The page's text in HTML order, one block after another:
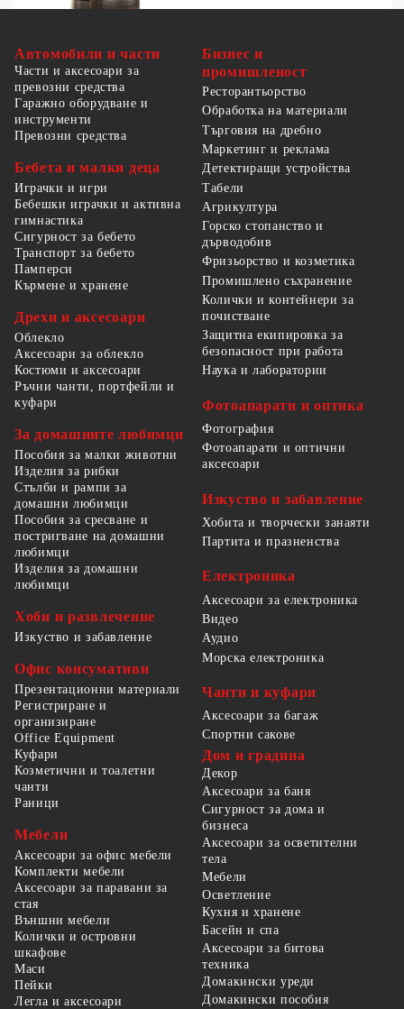
Автомобили и части
Части и аксесоари за
превозни средства
Гаражно оборудване и
инструменти
Превозни средства
Бебета и малки деца
Играчки и игри
Бебешки играчки и активна
гимнастика
Сигурност за бебето
Транспорт за бебето
Памперси
Кърмене и хранене
Дрехи и аксесоари
Облекло
Аксесоари за облекло
Костюми и аксесоари
Ръчни чанти, портфейли и
куфари
За домашните любимци
Пособия за малки животни
Изделия за рибки
Стълби и рампи за
домашни любимци
Пособия за сресване и
постригване на домашни
любимци
Изделия за домашни
любимци
Хоби и развлечение
Изкуство и забавление
Офис консумативи
Презентационни материали
Регистриране и
организиране
Office Equipment
Бизнес и
промишленост
Ресторантьорство
Обработка на материали
Търговия на дребно
Маркетинг и реклама
Детектиращи устройства
Табели
Агрикултура
Горско стопанство и
дърводобив
Фризьорство и козметика
Промишлено съхранение
Колички и контейнери за
почистване
Защитна екипировка за
безопасност при работа
Наука и лаборатории
Фотоапарати и оптика
Фотография
Фотоапарати и оптични
аксесоари
Изкуство и забавление
Хобита и творчески занаяти
Партита и празненства
Електроника
Аксесоари за електроника
Видео
Аудио
Морска електроника
Чанти и куфари
Аксесоари за багаж
Спортни сакове
Куфари
Козметични и тоалетни
чанти
Раници
Мебели
Аксесоари за офис мебели
Комплекти мебели
Аксесоари за паравани за
стая
Външни мебели
Колички и островни
шкафове
Маси
Пейки
Легла и аксесоари
Дом и градина
Декор
Аксесоари за баня
Сигурност за дома и
бизнеса
Аксесоари за осветителни
тела
Мебели
Осветление
Кухня и хранене
Басейн и спа
Аксесоари за битова
техника
Домакински уреди
Домакински пособия